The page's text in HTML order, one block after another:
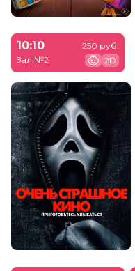
10:10
Зал №2
250 руб.
2D